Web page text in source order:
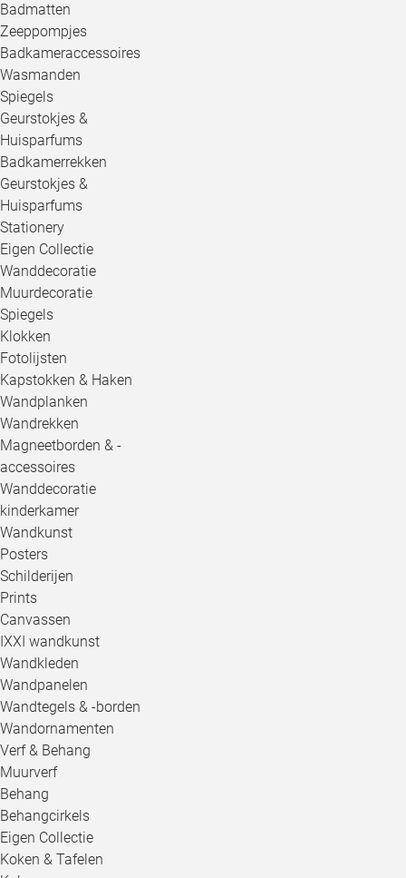
Badmatten
Zeeppompjes
Badkameraccessoires
Wasmanden
Spiegels
Geurstokjes &
Huisparfums
Badkamerrekken
Geurstokjes &
Huisparfums
Stationery
Eigen Collectie
Wanddecoratie
Muurdecoratie
Spiegels
Klokken
Fotolijsten
Kapstokken & Haken
Wandplanken
Wandrekken
Magneetborden & -
accessoires
Wanddecoratie
kinderkamer
Wandkunst
Posters
Schilderijen
Prints
Canvassen
IXXI wandkunst
Wandkleden
Wandpanelen
Wandtegels & -borden
Wandornamenten
Verf & Behang
Muurverf
Behang
Behangcirkels
Eigen Collectie
Koken & Tafelen